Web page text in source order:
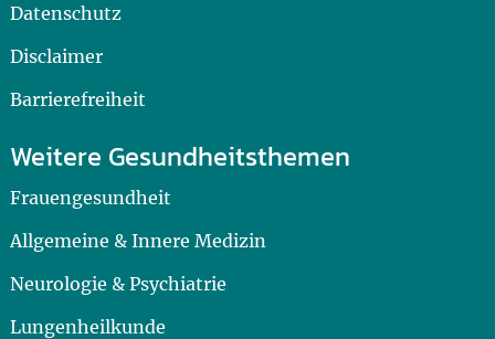
Datenschutz
Disclaimer
Barrierefreiheit
Weitere Gesundheitsthemen
Frauengesundheit
Allgemeine & Innere Medizin
Neurologie & Psychiatrie
Lungenheilkunde